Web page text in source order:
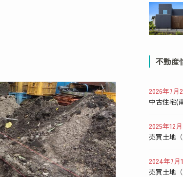
不動産
2026年7月
中古住宅(
2025年12
売買土地
2024年7月
売買土地